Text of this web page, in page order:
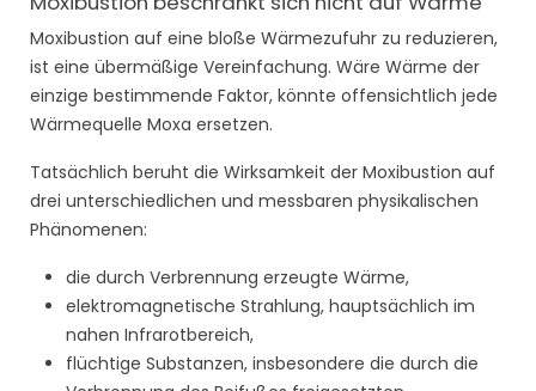
Moxibustion auf eine bloße Wärmezufuhr zu reduzieren,
ist eine übermäßige Vereinfachung. Wäre Wärme der
einzige bestimmende Faktor, könnte offensichtlich jede
Wärmequelle Moxa ersetzen.
Tatsächlich beruht die Wirksamkeit der Moxibustion auf
drei unterschiedlichen und messbaren physikalischen
Phänomenen:
die durch Verbrennung erzeugte Wärme,
elektromagnetische Strahlung, hauptsächlich im
nahen Infrarotbereich,
flüchtige Substanzen, insbesondere die durch die